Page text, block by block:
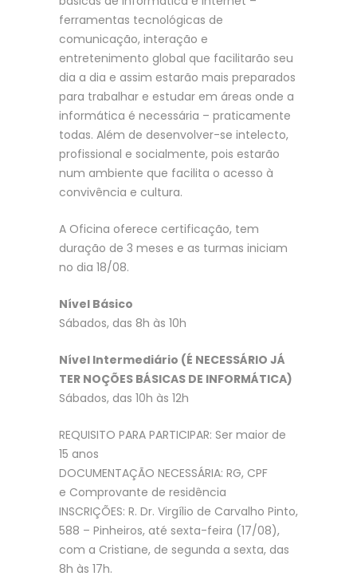
ferramentas tecnológicas de
comunicação, interação e
entretenimento global que facilitarão seu
dia a dia e assim estarão mais preparados
para trabalhar e estudar em áreas onde a
informática é necessária – praticamente
todas. Além de desenvolver-se intelecto,
profissional e socialmente, pois estarão
num ambiente que facilita o acesso à
convivência e cultura.
A Oficina oferece certificação, tem
duração de 3 meses e as turmas iniciam
no dia 18/08.
Nível Básico
Sábados, das 8h às 10h
Nível Intermediário (É NECESSÁRIO JÁ
TER NOÇÕES BÁSICAS DE INFORMÁTICA)
Sábados, das 10h às 12h
REQUISITO PARA PARTICIPAR: Ser maior de
15 anos
DOCUMENTAÇÃO NECESSÁRIA: RG, CPF
e Comprovante de residência
INSCRIÇÕES: R. Dr. Virgílio de Carvalho Pinto,
588 – Pinheiros, até sexta-feira (17/08),
com a Cristiane, de segunda a sexta, das
8h às 17h.